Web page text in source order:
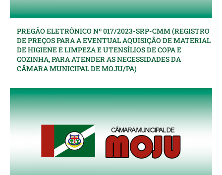
PREGÃO ELETRÔNICO Nº 017/2023-SRP-CMM (REGISTRO
DE PREÇOS PARA A EVENTUAL AQUISIÇÃO DE MATERIAL
DE HIGIENE E LIMPEZA E UTENSÍLIOS DE COPA E
COZINHA, PARA ATENDER AS NECESSIDADES DA
CÂMARA MUNICIPAL DE MOJU/PA)